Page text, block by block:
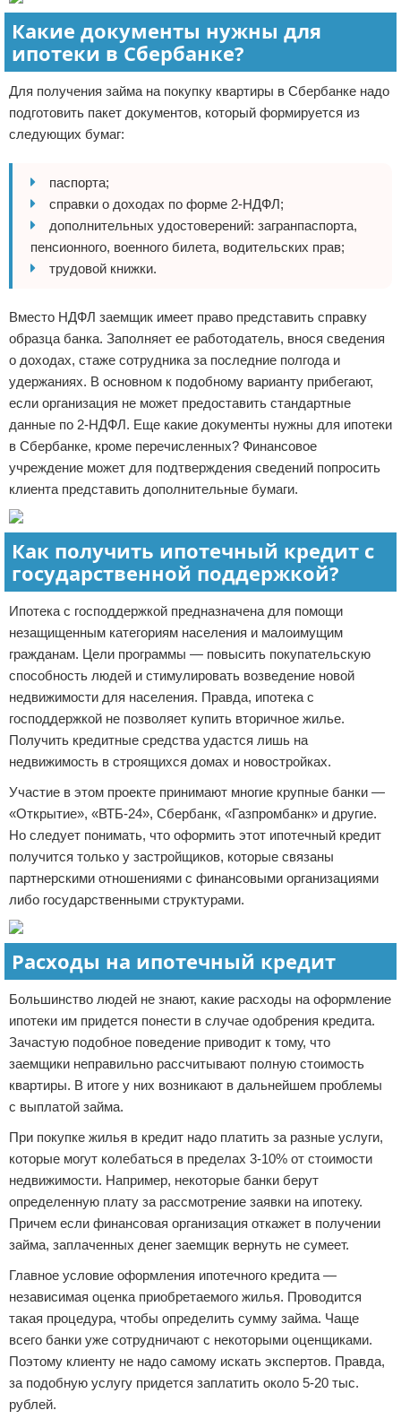
Какие документы нужны для
ипотеки в Сбербанке?
Для получения займа на покупку квартиры в Сбербанке надо
подготовить пакет документов, который формируется из
следующих бумаг:
паспорта;
справки о доходах по форме 2-НДФЛ;
дополнительных удостоверений: загранпаспорта,
пенсионного, военного билета, водительских прав;
трудовой книжки.
Вместо НДФЛ заемщик имеет право представить справку
образца банка. Заполняет ее работодатель, внося сведения
о доходах, стаже сотрудника за последние полгода и
удержаниях. В основном к подобному варианту прибегают,
если организация не может предоставить стандартные
данные по 2-НДФЛ. Еще какие документы нужны для ипотеки
в Сбербанке, кроме перечисленных? Финансовое
учреждение может для подтверждения сведений попросить
клиента представить дополнительные бумаги.
Как получить ипотечный кредит с
государственной поддержкой?
Ипотека с господдержкой предназначена для помощи
незащищенным категориям населения и малоимущим
гражданам. Цели программы — повысить покупательскую
способность людей и стимулировать возведение новой
недвижимости для населения. Правда, ипотека с
господдержкой не позволяет купить вторичное жилье.
Получить кредитные средства удастся лишь на
недвижимость в строящихся домах и новостройках.
Участие в этом проекте принимают многие крупные банки —
«Открытие», «ВТБ-24», Сбербанк, «Газпромбанк» и другие.
Но следует понимать, что оформить этот ипотечный кредит
получится только у застройщиков, которые связаны
партнерскими отношениями с финансовыми организациями
либо государственными структурами.
Расходы на ипотечный кредит
Большинство людей не знают, какие расходы на оформление
ипотеки им придется понести в случае одобрения кредита.
Зачастую подобное поведение приводит к тому, что
заемщики неправильно рассчитывают полную стоимость
квартиры. В итоге у них возникают в дальнейшем проблемы
с выплатой займа.
При покупке жилья в кредит надо платить за разные услуги,
которые могут колебаться в пределах 3-10% от стоимости
недвижимости. Например, некоторые банки берут
определенную плату за рассмотрение заявки на ипотеку.
Причем если финансовая организация откажет в получении
займа, заплаченных денег заемщик вернуть не сумеет.
Главное условие оформления ипотечного кредита —
независимая оценка приобретаемого жилья. Проводится
такая процедура, чтобы определить сумму займа. Чаще
всего банки уже сотрудничают с некоторыми оценщиками.
Поэтому клиенту не надо самому искать экспертов. Правда,
за подобную услугу придется заплатить около 5-20 тыс.
рублей.